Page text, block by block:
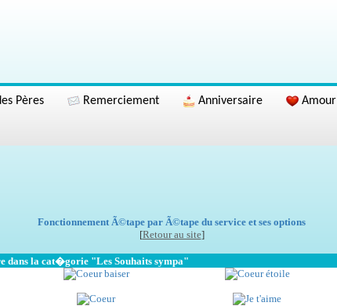
Pères Remerciement Anniversaire Amour
Fonctionnement Ã©tape par Ã©tape du service et ses options
[Retour au site]
dans la cat�gorie "Les Souhaits sympa"